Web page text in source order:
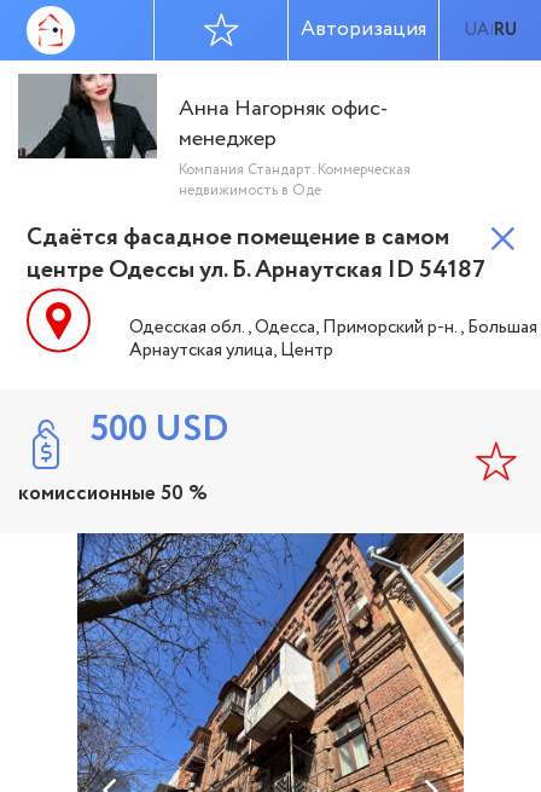
UA|RU
Авторизация
Анна Нагорняк офис-
менеджер
Компания Стандарт. Коммерческая
недвижимость в Оде
Сдаётся фасадное помещение в самом
центре Одессы ул. Б. Арнаутская ID 54187
Одесская обл., Одесса, Приморский р-н., Большая
Арнаутская улица, Центр
500 USD
комиссионные 50 %